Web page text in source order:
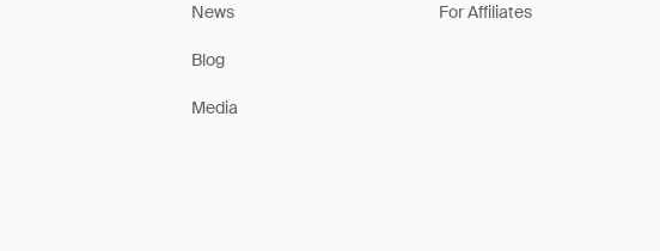
News
Blog
Media
For Affiliates